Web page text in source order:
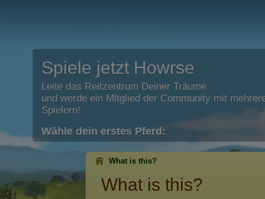
Spiele jetzt Howrse
Leite das Reitzentrum Deiner Träume
und werde ein Mitglied der Community mit
Spielern!
Wähle dein erstes Pferd:
What is this?
What is this?